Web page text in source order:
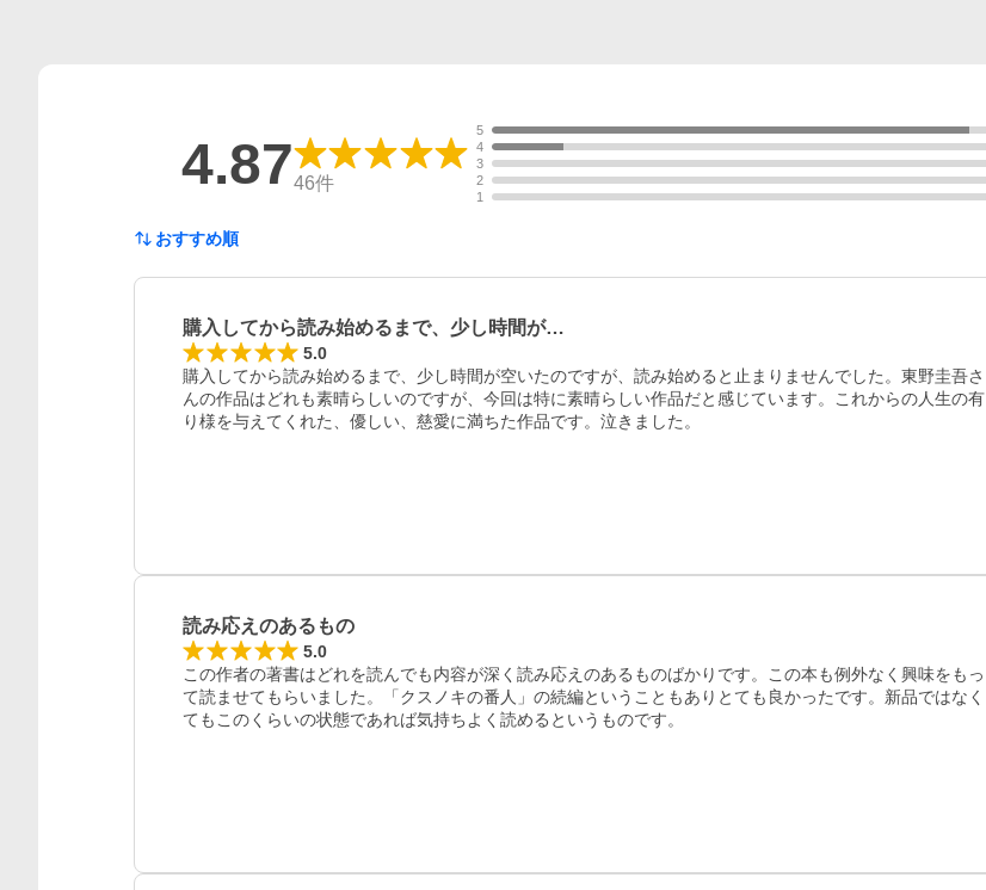
4.8746件
5
4
3
2
1
おすすめ順
購入してから読み始めるまで、少し時間が…
5.0
購入してから読み始めるまで、少し時間が空いたのですが、読み始めると止まりませんでした。東野圭吾さ
んの作品はどれも素晴らしいのですが、今回は特に素晴らしい作品だと感じています。これからの人生の有
り様を与えてくれた、優しい、慈愛に満ちた作品です。泣きました。
読み応えのあるもの
5.0
この作者の著書はどれを読んでも内容が深く読み応えのあるものばかりです。この本も例外なく興味をもっ
て読ませてもらいました。「クスノキの番人」の続編ということもありとても良かったです。新品ではなく
てもこのくらいの状態であれば気持ちよく読めるというものです。